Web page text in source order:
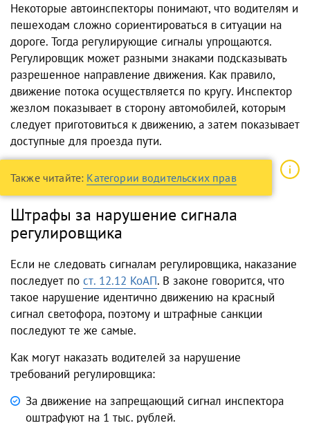
Некоторые автоинспекторы понимают, что водителям и
пешеходам сложно сориентироваться в ситуации на
дороге. Тогда регулирующие сигналы упрощаются.
Регулировщик может разными знаками подсказывать
разрешенное направление движения. Как правило,
движение потока осуществляется по кругу. Инспектор
жезлом показывает в сторону автомобилей, которым
следует приготовиться к движению, а затем показывает
доступные для проезда пути.
Также читайте: Категории водительских прав
Штрафы за нарушение сигнала
регулировщика
Если не следовать сигналам регулировщика, наказание
последует по ст. 12.12 КоАП. В законе говорится, что
такое нарушение идентично движению на красный
сигнал светофора, поэтому и штрафные санкции
последуют те же самые.
Как могут наказать водителей за нарушение
требований регулировщика:
За движение на запрещающий сигнал инспектора
оштрафуют на 1 тыс. рублей.